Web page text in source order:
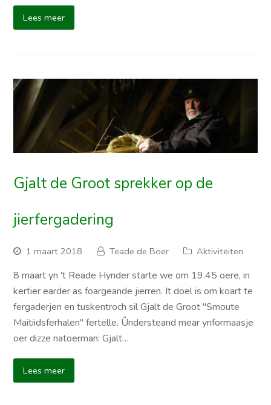
Lees meer
Gjalt de Groot sprekker op de
jierfergadering
1 maart 2018 Teade de Boer Aktiviteiten
8 maart yn 't Reade Hynder starte we om 19.45 oere, in
kertier earder as foargeande jierren. It doel is om koart te
fergaderjen en tuskentroch sil Gjalt de Groot "Smoute
Maitiidsferhalen" fertelle. Ûndersteand mear ynformaasje
oer dizze natoerman: Gjalt…
Lees meer